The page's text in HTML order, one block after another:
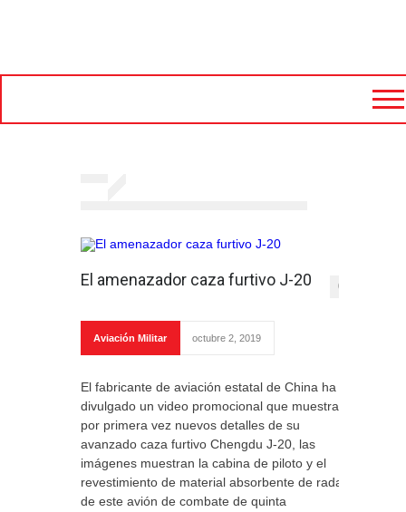
El amenazador caza furtivo J-20 0
Aviación Militar octubre 2, 2019
El fabricante de aviación estatal de China ha
divulgado un video promocional que muestra
por primera vez nuevos detalles de su
avanzado caza furtivo Chengdu J-20, las
imágenes muestran la cabina de piloto y el
revestimiento de material absorbente de radar
de este avión de combate de quinta